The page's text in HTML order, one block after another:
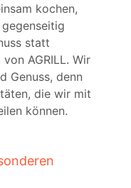
kochen,
statt
AGRILL. Wir
Genuss, denn
die wir mit
können.